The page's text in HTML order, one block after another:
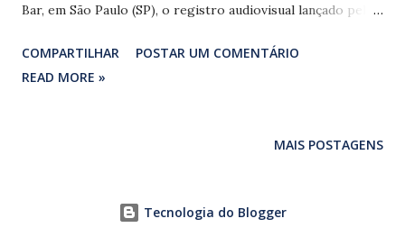
Bar, em São Paulo (SP), o registro audiovisual lançado pela
veterana dupla. Na estrada há mais de quarenta anos, os
irmãos paranaenses ajudaram a formatar a música sertaneja
roupagem contemporânea é obtida graças à eficiência do
COMPARTILHAR
POSTAR UM COMENTÁRIO
READ MORE »
MAIS POSTAGENS
Tecnologia do Blogger